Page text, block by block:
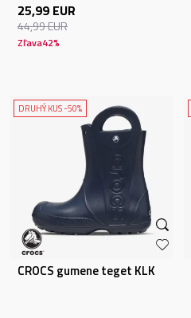
25,99 EUR
44,99EUR
Zľava42%
DRUHÝ KUS -50%
CROCS gumene teget KLK